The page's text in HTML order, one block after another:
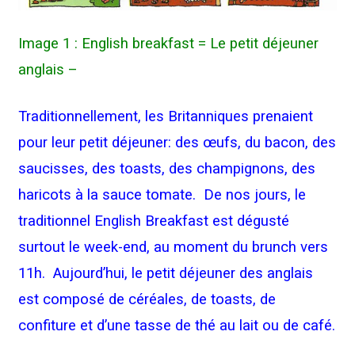
Image 1 : English breakfast = Le petit déjeuner
anglais –
Traditionnellement, les Britanniques prenaient
pour leur petit déjeuner: des œufs, du bacon, des
saucisses, des toasts, des champignons, des
haricots à la sauce tomate. De nos jours, le
traditionnel English Breakfast est dégusté
surtout le week-end, au moment du brunch vers
11h. Aujourd’hui, le petit déjeuner des anglais
est composé de céréales, de toasts, de
confiture et d’une tasse de thé au lait ou de café.